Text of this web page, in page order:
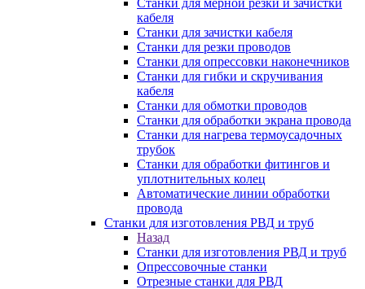
Станки для мерной резки и зачистки
кабеля
Станки для зачистки кабеля
Станки для резки проводов
Станки для опрессовки наконечников
Станки для гибки и скручивания
кабеля
Станки для обмотки проводов
Станки для обработки экрана провода
Станки для нагрева термоусадочных
трубок
Станки для обработки фитингов и
уплотнительных колец
Автоматические линии обработки
провода
Станки для изготовления РВД и труб
Назад
Станки для изготовления РВД и труб
Опрессовочные станки
Отрезные станки для РВД